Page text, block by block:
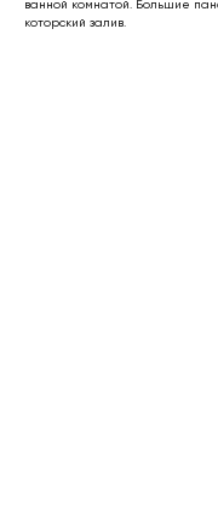
ванной комнатой. Большие
которский залив.